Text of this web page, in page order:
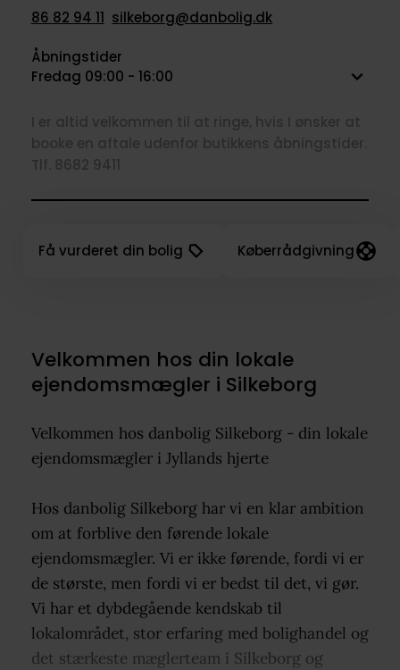
86 82 94 11 silkeborg@danbolig.dk
Åbningstider
Fredag 09:00 - 16:00
Få vurderet din bolig Køberrådgivning
Velkommen hos din lokale
ejendomsmægler i Silkeborg
Velkommen hos danbolig Silkeborg - din lokale
ejendomsmægler i Jyllands hjerte
Hos danbolig Silkeborg har vi en klar ambition
om at forblive den førende lokale
ejendomsmægler. Vi er ikke førende, fordi vi er
de største, men fordi vi er bedst til det, vi gør.
Vi har et dybdegående kendskab til
lokalområdet, stor erfaring med bolighandel og
det stærkeste mæglerteam i Silkeborg og